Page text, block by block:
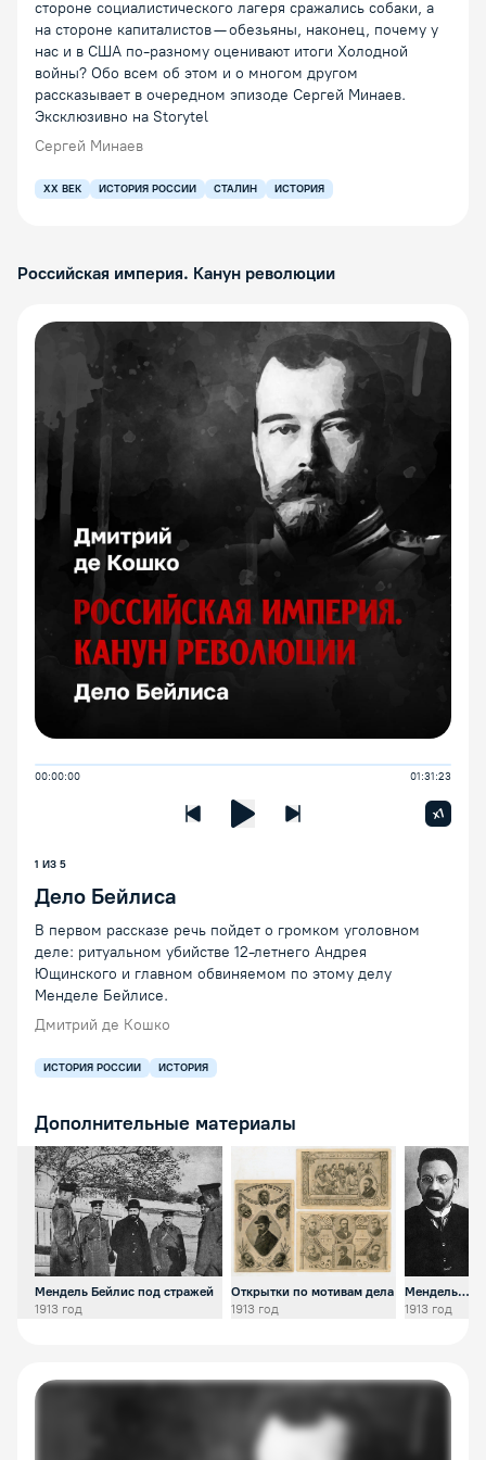
стороне социалистического лагеря сражались собаки, а
на стороне капиталистов — обезьяны, наконец, почему у
нас и в США по-разному оценивают итоги Холодной
войны? Обо всем об этом и о многом другом
рассказывает в очередном эпизоде Сергей Минаев.
Эксклюзивно на Storytel
Сергей Минаев
XX ВЕК ИСТОРИЯ РОССИИ СТАЛИН ИСТОРИЯ
Российская империя. Канун революции
00:00:00 01:31:23
Предыдущая лекцияСледующая лекция
x1
1 ИЗ 5
Дело Бейлиса
В первом рассказе речь пойдет о громком уголовном
деле: ритуальном убийстве 12-летнего Андрея
Ющинского и главном обвиняемом по этому делу
Менделе Бейлисе.
Дмитрий де Кошко
ИСТОРИЯ РОССИИ ИСТОРИЯ
Дополнительные материалы
Открыть предпросмотр изображения
Мендель Бейлис под стражей
1913 год
Открыть предпросмотр
Открытки по мотивам дела
1913 год
Открыть
Мендель
Бейлис
1913 год